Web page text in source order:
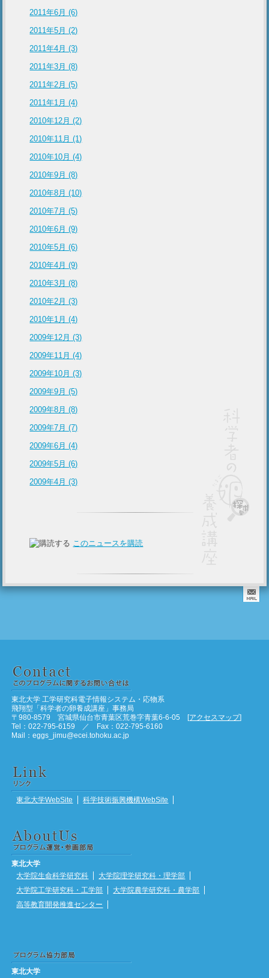
2011年6月 (6)
2011年5月 (2)
2011年4月 (3)
2011年3月 (8)
2011年2月 (5)
2011年1月 (4)
2010年12月 (2)
2010年11月 (1)
2010年10月 (4)
2010年9月 (8)
2010年8月 (10)
2010年7月 (5)
2010年6月 (9)
2010年5月 (6)
2010年4月 (9)
2010年3月 (8)
2010年2月 (3)
2010年1月 (4)
2009年12月 (3)
2009年11月 (4)
2009年10月 (3)
2009年9月 (5)
2009年8月 (8)
2009年7月 (7)
2009年6月 (4)
2009年5月 (6)
2009年4月 (3)
このニュースを購読
東北大学 工学研究科電子情報システム・応物系
飛翔型「科学者の卵養成講座」事務局
〒980-8579 宮城県仙台市青葉区荒巻字青葉6-6-05 [アクセスマップ]
Tel：022-795-6159 ／ Fax：022-795-6160
Mail：eggs_jimu@ecei.tohoku.ac.jp
東北大学WebSite 科学技術振興機構WebSite
東北大学
大学院生命科学研究科
大学院理学研究科・理学部
大学院工学研究科・工学部
大学院農学研究科・農学部
高等教育開発推進センター
東北大学